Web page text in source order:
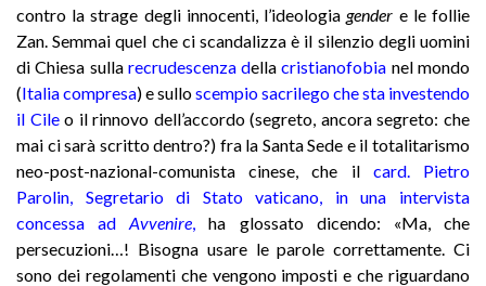
contro la strage degli innocenti, l’ideologiagender e le follie
Zan. Semmai quel che ci scandalizza è il silenzio degli uomini
di Chiesa sulla recrudescenza della cristianofobia nel mondo
(Italia compresa)e sulloscempio sacrilego che sta investendo
il Cile o il rinnovo dell’accordo (segreto, ancora segreto: che
mai ci sarà scritto dentro?) fra la Santa Sede e il totalitarismo
neo-post-nazional-comunista cinese, che il
card. Pietro
Parolin, Segretario di Stato vaticano, in una intervista
concessa adAvvenire
ha glossato dicendo: «Ma, che
persecuzioni…! Bisogna usare le parole correttamente. Ci
sono dei regolamenti che vengono imposti e che riguardano